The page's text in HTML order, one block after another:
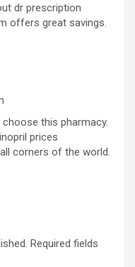
dr prescription
offers great savings.
this pharmacy.
prices
corners of the world.
Required fields